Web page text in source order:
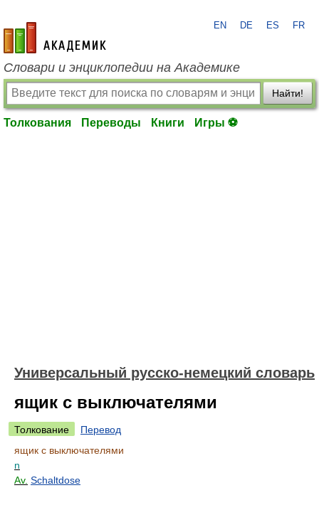
academic.ru
EN DE ES FR
Словари и энциклопедии на Академике
Найти!
Толкования Переводы Книги Игры ⚽
Универсальный русско-немецкий словарь
ящик с выключателями
Толкование
Перевод
ящик с выключателями
n
Av. Schaltdose